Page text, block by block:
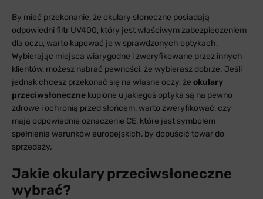
By mieć przekonanie, że okulary słoneczne posiadają
odpowiedni filtr UV400, który jest właściwym zabezpieczeniem
dla oczu, warto kupować je w sprawdzonych optykach.
Wybierając miejsca wiarygodne i zweryfikowane przez innych
klientów, możesz nabrać pewności, że wybierasz dobrze. Jeśli
jednak chcesz przekonać się na własne oczy, że okulary
przeciwsłoneczne kupione u jakiegoś optyka są na pewno
zdrowe i ochronią przed słońcem, warto zweryfikować, czy
mają odpowiednie oznaczenie CE, które jest symbolem
spełnienia warunków europejskich, by dopuścić towar do
sprzedaży.
Jakie okulary przeciwsłoneczne
wybrać?